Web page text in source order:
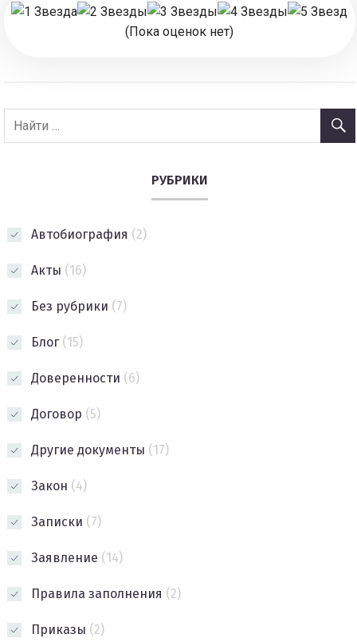
(Пока оценок нет)
РУБРИКИ
Автобиография (2)
Акты (16)
Без рубрики (7)
Блог(15)
Доверенности (6)
Договор (5)
Другие документы (17)
Закон (4)
Записки (7)
Заявление (14)
Правила заполнения (2)
Приказы (2)